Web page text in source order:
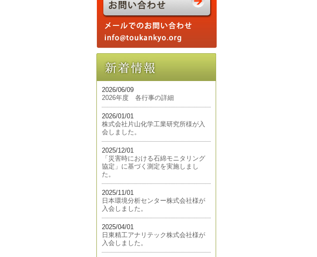
2026/06/09
2026年度 各行事の詳細
2026/01/01
株式会社片山化学工業研究所様が入
会しました。
2025/12/01
「災害時における石綿モニタリング
協定」に基づく測定を実施しまし
た。
2025/11/01
日本環境分析センター株式会社様が
入会しました。
2025/04/01
日東精工アナリテック株式会社様が
入会しました。